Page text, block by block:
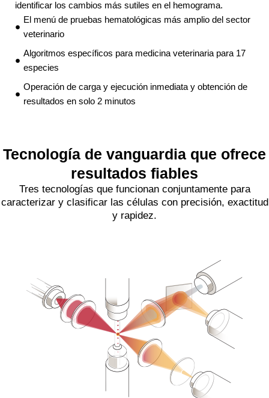
identificar los cambios más sutiles en el hemograma.
El menú de pruebas hematológicas más amplio del sector
veterinario
Algoritmos específicos para medicina veterinaria para 17
especies
Operación de carga y ejecución inmediata y obtención de
resultados en solo 2 minutos
Tecnología de vanguardia que ofrece
resultados fiables
Tres tecnologías que funcionan conjuntamente para
caracterizar y clasificar las células con precisión, exactitud
y rapidez.